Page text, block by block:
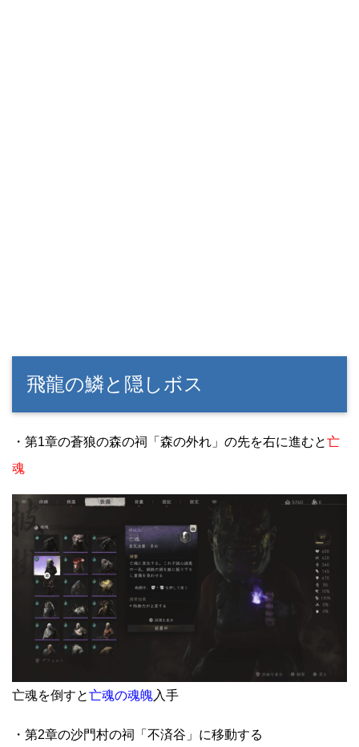
飛龍の鱗と隠しボス
・第1章の蒼狼の森の祠「森の外れ」の先を右に進むと亡
魂
亡魂を倒すと亡魂の魂魄入手
・第2章の沙門村の祠「不済谷」に移動する